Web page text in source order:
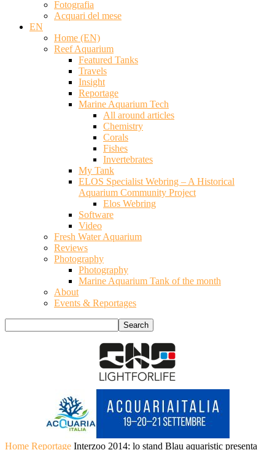
Fotografia
Acquari del mese
EN
Home (EN)
Reef Aquarium
Featured Tanks
Travels
Insight
Reportage
Marine Aquarium Tech
All around articles
Chemistry
Corals
Fishes
Invertebrates
My Tank
ELOS Specialist Webring – A Historical
Aquarium Community Project
Elos Webring
Software
Video
Fresh Water Aquarium
Reviews
Photography
Photography
Marine Aquarium Tank of the month
About
Events & Reportages
Home Reportage Interzoo 2014: lo stand Blau aquaristic presenta